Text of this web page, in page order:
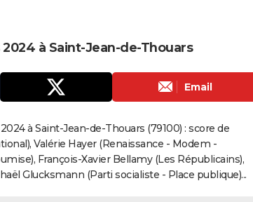
à Saint-Jean-de-Thouars
Email
à Saint-Jean-de-Thouars (79100) : score de
Valérie Hayer (Renaissance - Modem -
François-Xavier Bellamy (Les Républicains),
Glucksmann (Parti socialiste - Place publique)...